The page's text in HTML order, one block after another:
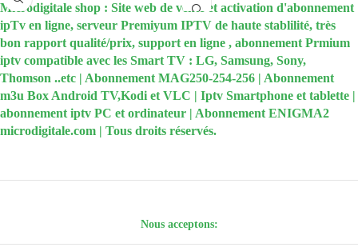
besoin de récepteur, il suffit juste
de connecter votre smart TV ou
box android à internet.
Spécialement conçu pour les Smart
TV et BOX ANDROID l’abonnement
Duplex Play IPTV est optimisé au
niveau de la qualité d’image ainsi
que la qualité du streaming afin de
sans passer par un récepteur ni
genre avec une qualité graphique
HD- ULTRA HD ET 4K.
Microdigitale shop : Site web de vente et activation d'abonnement
ipTv en ligne, serveur Premiyum IPTV de haute stablilité, très
bon rapport qualité/prix, support en ligne , abonnement Prmium
iptv compatible avec les Smart TV : LG, Samsung, Sony,
Thomson ..etc | Abonnement MAG250-254-256 | Abonnement
m3u Box Android TV,Kodi et VLC | Iptv Smartphone et tablette |
abonnement iptv PC et ordinateur | Abonnement ENIGMA2
microdigitale.com | Tous droits réservés.
Nous acceptons: